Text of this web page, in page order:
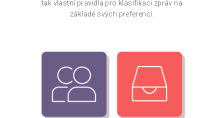
tak vlastní pravidla pro klasifikaci zpráv na
základě svých preferencí.